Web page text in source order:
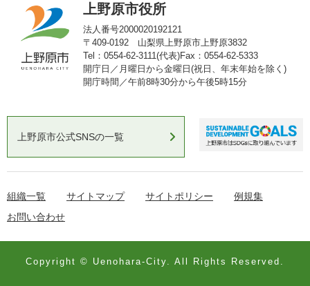
上野原市役所
法人番号2000020192121
〒409-0192 山梨県上野原市上野原3832
Tel：0554-62-3111(代表)Fax：0554-62-5333
開庁日／月曜日から金曜日(祝日、年末年始を除く)
開庁時間／午前8時30分から午後5時15分
上野原市公式SNSの一覧
組織一覧 サイトマップ サイトポリシー
例規集
お問い合わせ
Copyright © Uenohara-City. All Rights Reserved.